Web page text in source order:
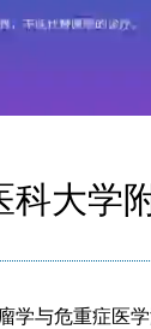
科大学
学与危重症医